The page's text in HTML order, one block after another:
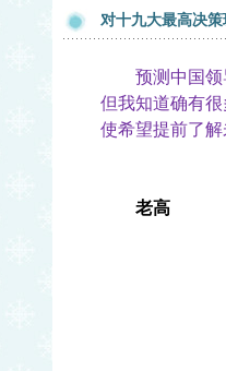
对十九大最高决
预测中国领导
但我知道确有
使希望提前了
老高